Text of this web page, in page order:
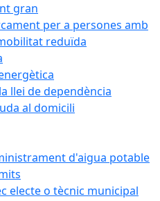
gran
per a persones amb
reduïda
llei de dependència
al domicili
d'aigua potable
electe o tècnic municipal